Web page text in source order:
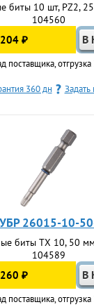
биты 10 шт, PZ2,
104560
204 ₽
поставщика, отгрузка
360 дн Задать
26015-10-
биты TX 10, 50
104589
260 ₽
поставщика, отгрузка